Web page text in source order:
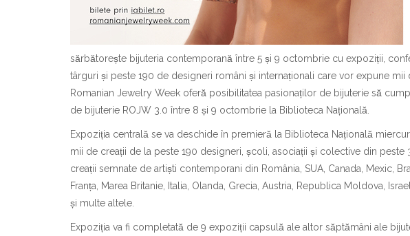
sărbătorește bijuteria contemporană între 5 și 9 octombrie cu expoziții,
târguri și peste 190 de designeri români și internaționali care vor expune mii
Romanian Jewelry Week oferă posibilitatea pasionaților de bijuterie să
de bijuterie ROJW 3.0 între 8 și 9 octombrie la Biblioteca Națională.
Expoziția centrală se va deschide în premieră la Biblioteca Națională
mii de creații de la peste 190 designeri, școli, asociații și colective din
creații semnate de artiști contemporani din România, SUA, Canada, Mexic,
Franța, Marea Britanie, Italia, Olanda, Grecia, Austria, Republica Moldova,
și multe altele.
Expoziția va fi completată de 9 expoziții capsulă ale altor săptămâni ale